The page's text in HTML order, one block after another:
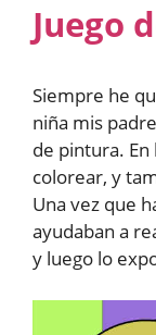
Juego
Siempre he
niña mis
de pintura. En
colorear, y
Una vez que
ayudaban a
y luego lo